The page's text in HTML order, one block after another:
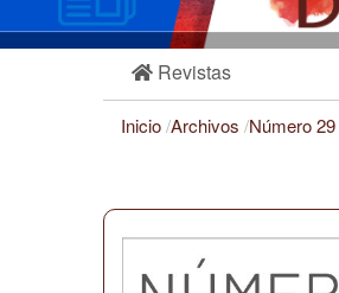
Revistas
Inicio/Archivos /Número 29